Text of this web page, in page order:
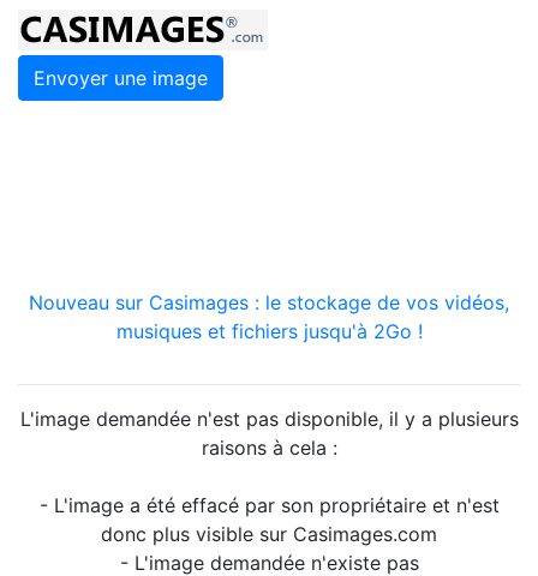
Envoyer une image
Nouveau sur Casimages : le stockage de vos vidéos,
musiques et fichiers jusqu'à 2Go !
L'image demandée n'est pas disponible, il y a plusieurs
raisons à cela :
- L'image a été effacé par son propriétaire et n'est
donc plus visible sur Casimages.com
- L'image demandée n'existe pas